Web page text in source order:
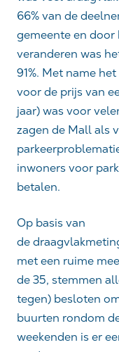
66% van de
gemeente en
veranderen was
91%. Met name
voor de prijs van
jaar) was voor
zagen de Mall als
inwoners voor
betalen.
Op basis van
de
met een ruime
de 35, stemmen
tegen) besloten
buurten rondom
weekenden is er